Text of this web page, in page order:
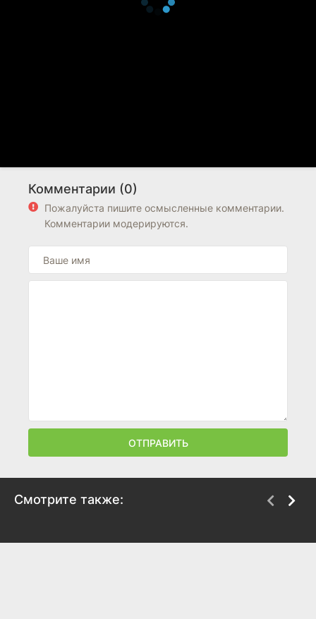
Комментарии (0)
Пожалуйста пишите осмысленные комментарии.
Комментарии модерируются.
ОТПРАВИТЬ
Смотрите также: